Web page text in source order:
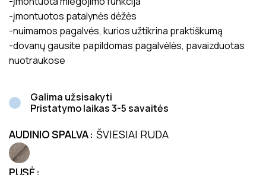
-įmontuotos patalynės dėžės
-nuimamos pagalvės, kurios užtikrina praktiškumą
-dovanų gausite papildomas pagalvėlės, pavaizduotas
nuotraukose
Galima užsisakyti
Pristatymo laikas 3-5 savaitės
AUDINIO SPALVA ŠVIESIAI RUDA
PUSĖ